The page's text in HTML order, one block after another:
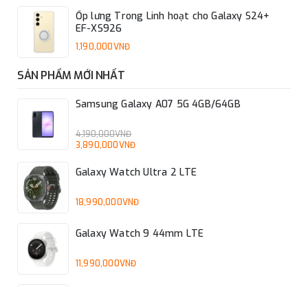
Ốp lưng Trong Linh hoạt cho Galaxy S24+
EF-XS926
1,190,000VNĐ
SẢN PHẨM MỚI NHẤT
Samsung Galaxy A07 5G 4GB/64GB
4,190,000VNĐ
3,890,000VNĐ
Galaxy Watch Ultra 2 LTE
18,990,000VNĐ
Galaxy Watch 9 44mm LTE
11,990,000VNĐ